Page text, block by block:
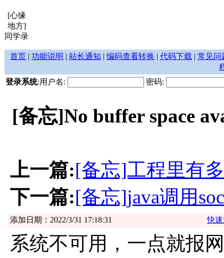
[心缘
地方]
同学录
首页 | 功能说明 | 站长通知 | 编码查看转换 | 代码下载 | 常见问
登录系统:用户名: 密码:
[备忘]No buffer space
上一篇:[备忘]工程里有
下一篇:[备忘]java调用
添加日期：2022/3/31 17:18:31 快
系统不可用，一点就报